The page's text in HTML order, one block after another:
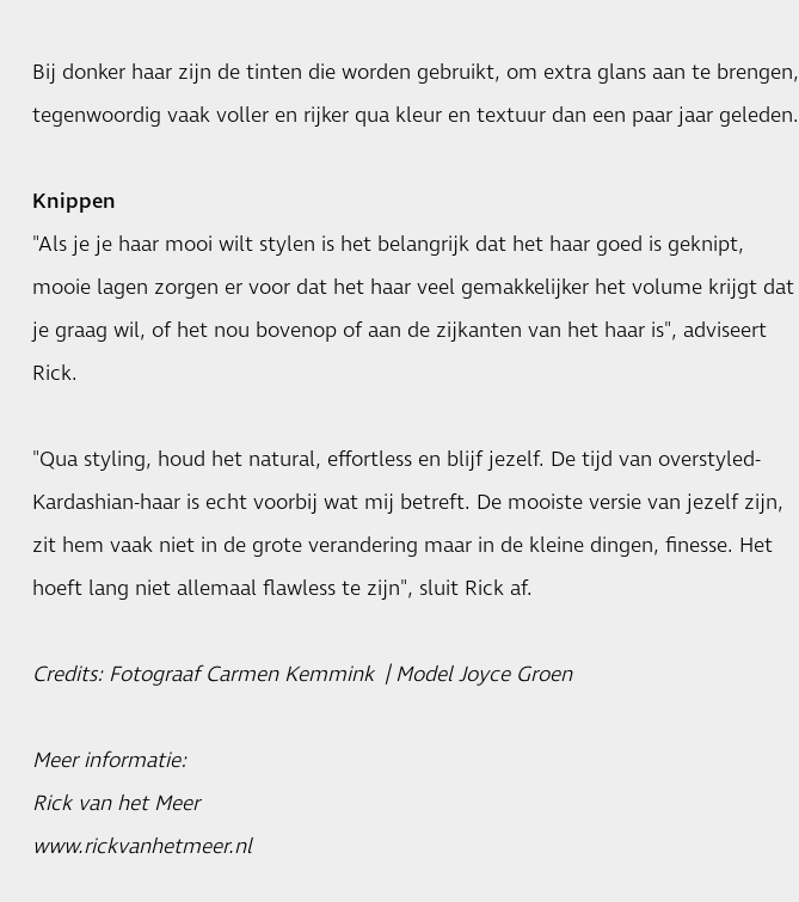
Bij donker haar zijn de tinten die worden gebruikt, om extra glans aan te brengen,
tegenwoordig vaak voller en rijker qua kleur en textuur dan een paar jaar geleden.
Knippen
"Als je je haar mooi wilt stylen is het belangrijk dat het haar goed is geknipt,
mooie lagen zorgen er voor dat het haar veel gemakkelijker het volume krijgt dat
je graag wil, of het nou bovenop of aan de zijkanten van het haar is", adviseert
Rick.
"Qua styling, houd het natural, effortless en blijf jezelf. De tijd van overstyled-
Kardashian-haar is echt voorbij wat mij betreft. De mooiste versie van jezelf zijn,
zit hem vaak niet in de grote verandering maar in de kleine dingen, finesse. Het
hoeft lang niet allemaal flawless te zijn", sluit Rick af.
Credits: Fotograaf Carmen Kemmink | Model Joyce Groen
Meer informatie:
Rick van het Meer
www.rickvanhetmeer.nl